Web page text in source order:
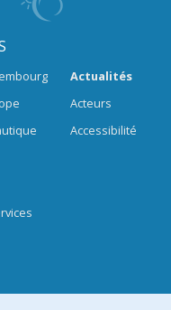
Actualités
Acteurs
Accessibilité